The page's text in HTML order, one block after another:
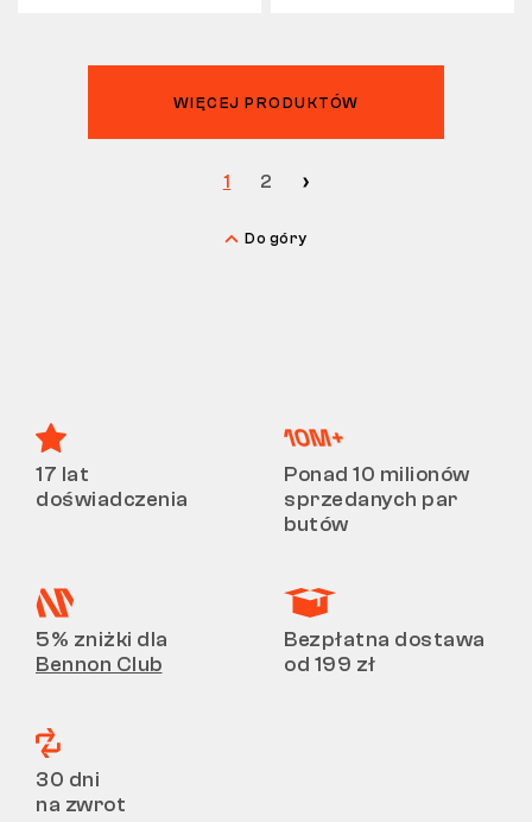
WIĘCEJ PRODUKTÓW
1 2
Do góry
17 lat
doświadczenia
Ponad 10 milionów
sprzedanych par
butów
5% zniżki dla
Bennon Club
Bezpłatna dostawa
od 199 zł
30 dni
na zwrot